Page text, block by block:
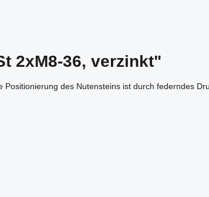
2xM8-36, verzinkt"
des Nutensteins ist durch federndes